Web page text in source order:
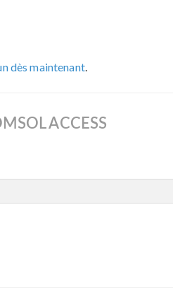
dès maintenant.
ACCESS